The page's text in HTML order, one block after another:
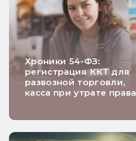
Хроники 54-ФЗ:
регистрация ККТ для
развозной торговли,
касса при утрате права